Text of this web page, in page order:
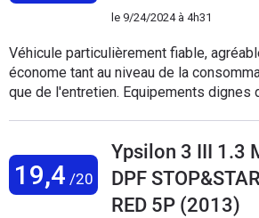
le 9/24/2024 à 4h31
Véhicule particulièrement fiable,
économe tant au niveau de la
que de l'entretien. Equipements dignes
pour la ville du fait de son gabarit mais
du fait de l'excellente qualité de son
tenue de route. Dommage que Lancia
production pour la remplacer par un
19,4 /20
Ypsilon 3 III 1.3
DPF
RED 5P (2013)